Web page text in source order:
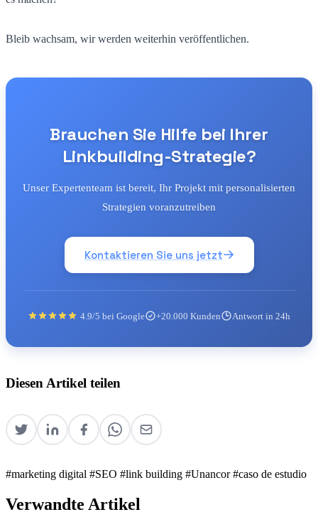
Bleib wachsam, wir werden weiterhin veröffentlichen.
Brauchen Sie Hilfe bei Ihrer
Linkbuilding-Strategie?
Unser Expertenteam ist bereit, Ihr Projekt mit personalisierten
Strategien voranzutreiben
Kontaktieren Sie uns jetzt
4.9/5 bei Google +20.000 Kunden Antwort in 24h
Diesen Artikel teilen
#marketing digital #SEO #link building #Unancor#caso de estudio
Verwandte Artikel